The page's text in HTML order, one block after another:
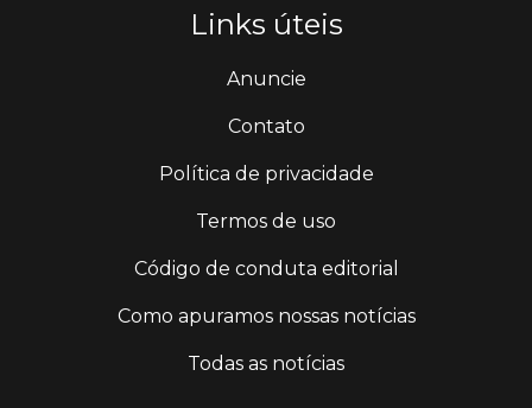
Links úteis
Anuncie
Contato
Política de privacidade
Termos de uso
Código de conduta editorial
Como apuramos nossas notícias
Todas as notícias